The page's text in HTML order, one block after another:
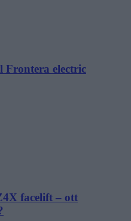
Frontera electric
facelift – ott